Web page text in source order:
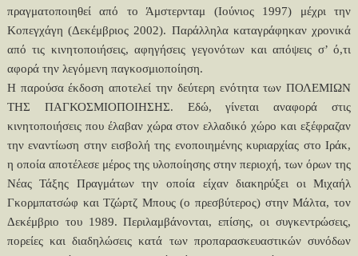
πραγματοποιηθεί από το Άμστερνταμ (Ιούνιος 1997) μέχρι την
Κοπεγχάγη (Δεκέμβριος 2002). Παράλληλα καταγράφηκαν χρονικά
από τις κινητοποιήσεις, αφηγήσεις γεγονότων και απόψεις σ’ ό,τι
αφορά την λεγόμενη παγκοσμιοποίηση.
Η παρούσα έκδοση αποτελεί την δεύτερη ενότητα των ΠΟΛΕΜΙΩΝ
ΤΗΣ ΠΑΓΚΟΣΜΙΟΠΟΙΗΣΗΣ. Εδώ, γίνεται αναφορά στις
κινητοποιήσεις που έλαβαν χώρα στον ελλαδικό χώρο και εξέφραζαν
την εναντίωση στην εισβολή της ενοποιημένης κυριαρχίας στο Ιράκ,
η οποία αποτέλεσε μέρος της υλοποίησης στην περιοχή, των όρων της
Νέας Τάξης Πραγμάτων την οποία είχαν διακηρύξει οι Μιχαήλ
Γκορμπατσώφ και Τζώρτζ Μπους (ο πρεσβύτερος) στην Μάλτα, τον
Δεκέμβριο του 1989. Περιλαμβάνονται, επίσης, οι συγκεντρώσεις,
πορείες και διαδηλώσεις κατά των προπαρασκευαστικών συνόδων